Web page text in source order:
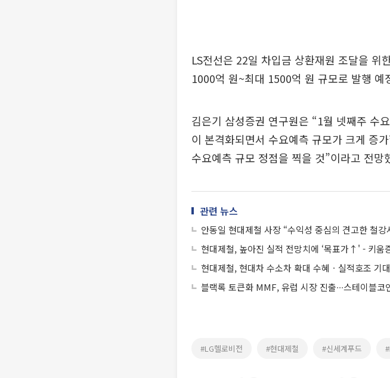
LS전선은 22일 차입금 상환재원 조달을 위
1000억 원~최대 1500억 원 규모로 발행
김은기 삼성증권 연구원은 “1월 넷째주 수
이 본격화되면서 수요예측 규모가 크게 증
수요예측 규모 정점을 찍을 것”이라고 전망
관련 뉴스
안동일 현대제철 사장 “수익성 중심의 견고한 철강
현대제철, 높아진 실적 전망치에 ‘목표가↑' - 키움
현대제철, 현대차 수소차 확대 수혜ㆍ실적호조 기
블랙록 토큰화 MMF, 유럽 시장 진출∙∙∙스테이블코
#LG헬로비전 #현대제철 #신세계푸드